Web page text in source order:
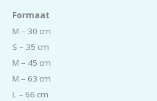
Formaat
M – 30 cm
S – 35 cm
M – 45 cm
M – 63 cm
L – 66 cm